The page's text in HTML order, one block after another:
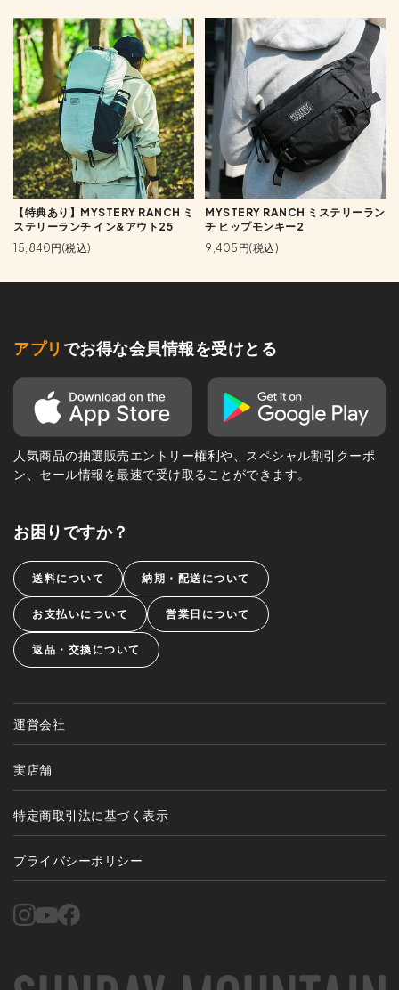
【特典あり】MYSTERY RANCH ミ
ステリーランチ イン&アウト25
15,840円(税込)
MYSTERY RANCH ミステリーラン
チ ヒップモンキー2
9,405円(税込)
アプリ でお得な会員情報を受けとる
人気商品の抽選販売エントリー権利や、スペシャル割引クーポ
ン、セール情報を最速で受け取ることができます。
お困りですか？
送料について 納期・配送について
お支払いについて 営業日について
返品・交換について
運営会社
実店舗
特定商取引法に基づく表示
プライバシーポリシー